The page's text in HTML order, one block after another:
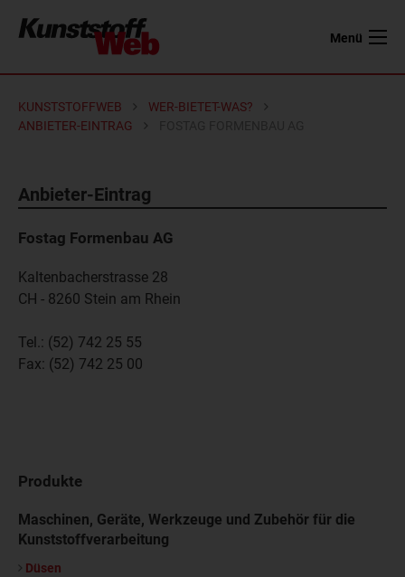
Menü
KUNSTSTOFFWEB
WER-BIETET-WAS?
ANBIETER-EINTRAG
Anbieter-Eintrag
Fostag Formenbau AG
Kaltenbacherstrasse 28
CH - 8260 Stein am Rhein
Tel.: (52) 742 25 55
Fax: (52) 742 25 00
Produkte
Maschinen, Geräte, Werkzeuge und Zubehör für die
Kunststoffverarbeitung
Düsen